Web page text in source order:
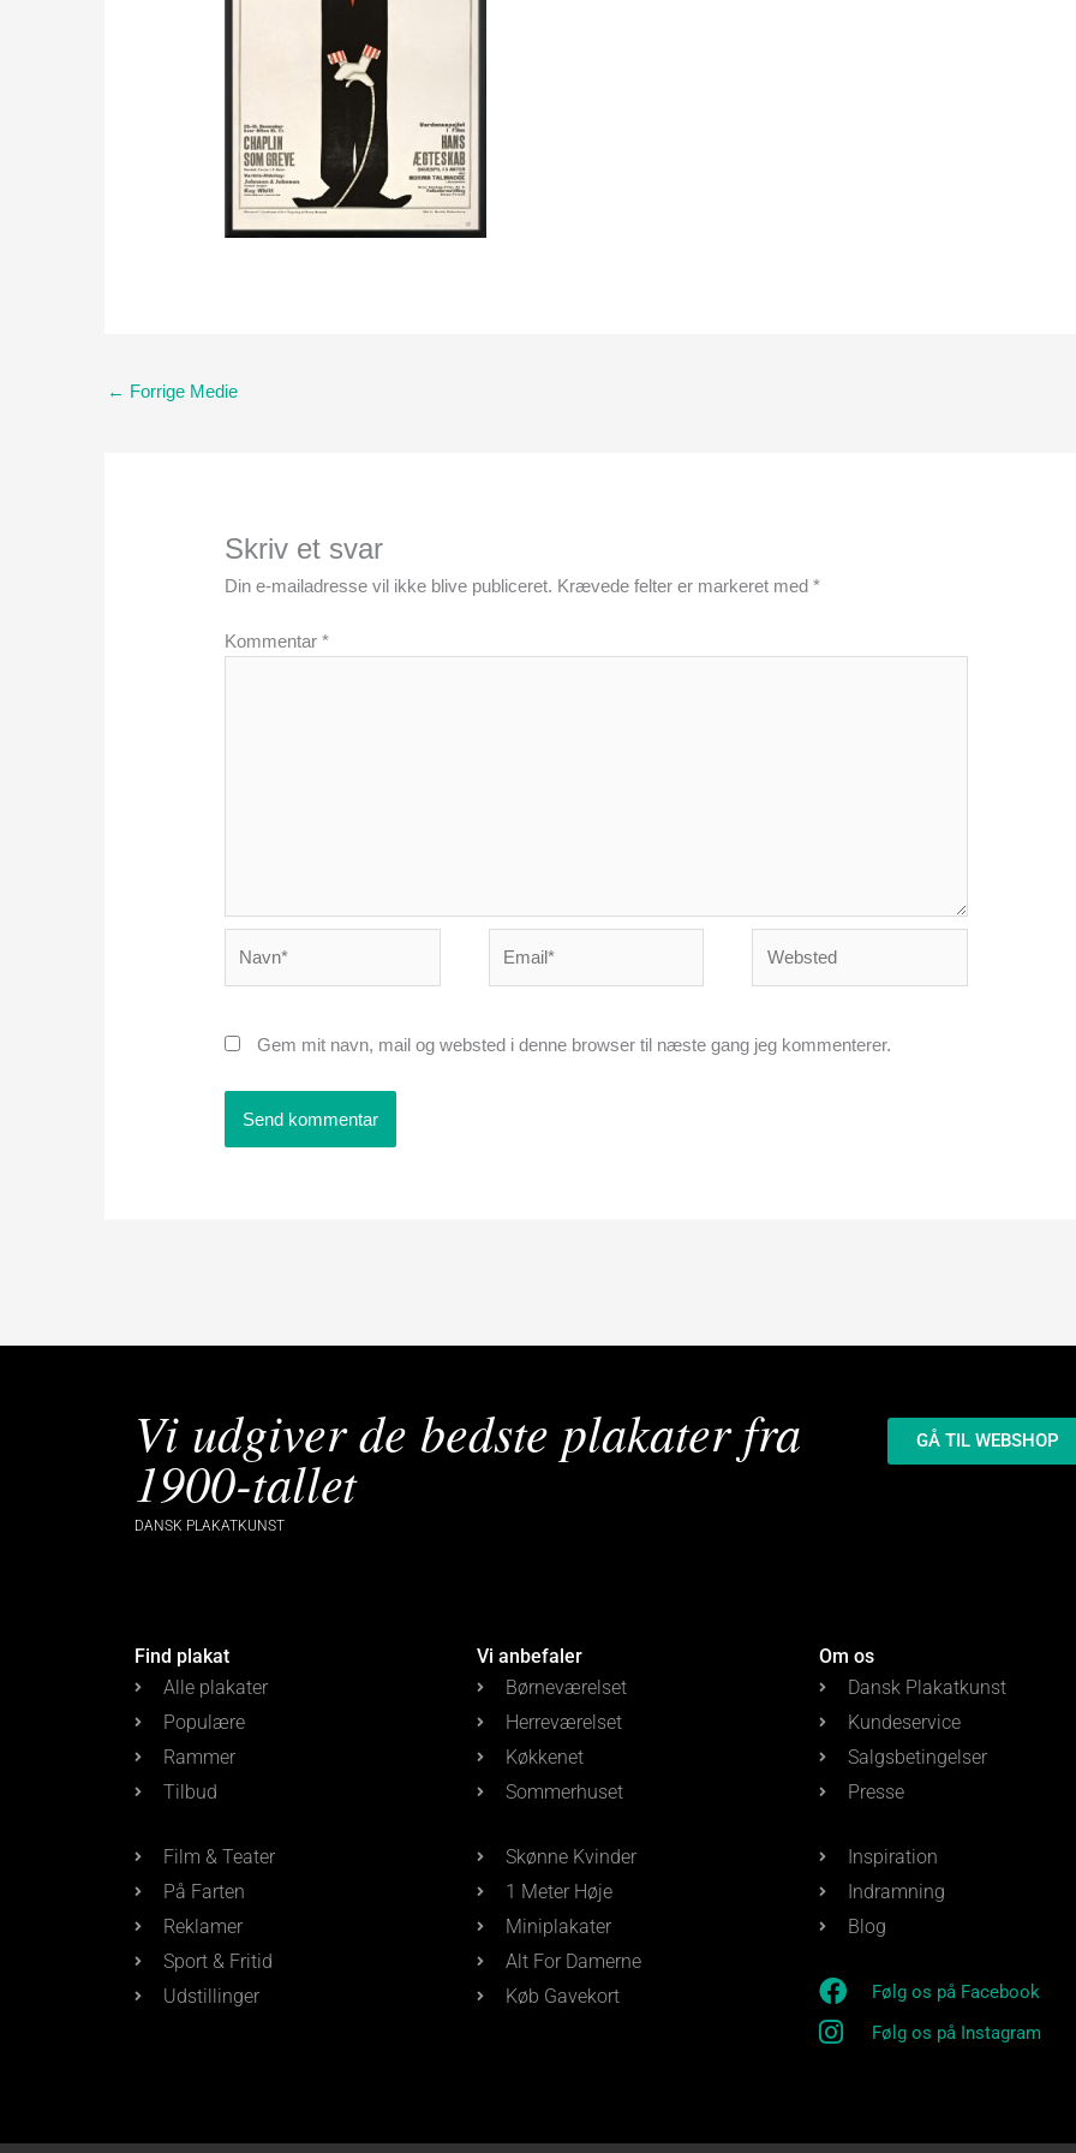
← Forrige Medie
Skriv et svar
Din e-mailadresse vil ikke blive publiceret. Krævede felter er markeret med*
Kommentar*
Gem mit navn, mail og websted i denne browser til næste gang jeg kommenterer.
Vi udgiver de bedste plakater fra
1900-tallet
DANSK PLAKATKUNST
GÅ TIL WEBSHOP
Find plakat
Alle plakater
Populære
Rammer
Tilbud
Film & Teater
På Farten
Reklamer
Sport & Fritid
Udstillinger
Vi anbefaler
Børneværelset
Herreværelset
Køkkenet
Sommerhuset
Skønne Kvinder
1 Meter Høje
Miniplakater
Alt For Damerne
Køb Gavekort
Om os
Dansk Plakatkunst
Kundeservice
Salgsbetingelser
Presse
Inspiration
Indramning
Blog
Følg os på Facebook
Følg os på Instagram